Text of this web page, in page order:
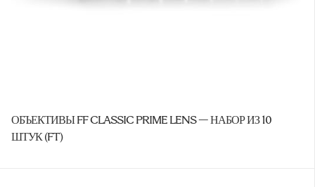
ОБЪЕКТИВЫ FF CLASSIC PRIME LENS — НАБОР ИЗ 10
ШТУК (FT)